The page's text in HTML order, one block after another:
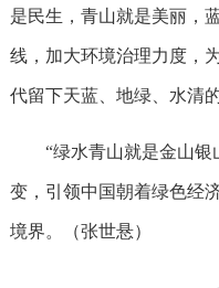
是民生，青山就是美丽，
线，加大环境治理力度，
代留下天蓝、地绿、水清
“绿水青山就是金山银
变，引领中国朝着绿色经
境界。（张世悬）